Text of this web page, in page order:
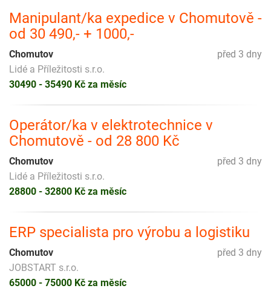
Manipulant/ka expedice v Chomutově -
od 30 490,- + 1000,-
před 3 dny
Chomutov
Lidé a Příležitosti s.r.o.
30490 - 35490 Kč za měsíc
Operátor/ka v elektrotechnice v
Chomutově - od 28 800 Kč
před 3 dny
Chomutov
Lidé a Příležitosti s.r.o.
28800 - 32800 Kč za měsíc
ERP specialista pro výrobu a logistiku
před 3 dny
Chomutov
JOBSTART s.r.o.
65000 - 75000 Kč za měsíc